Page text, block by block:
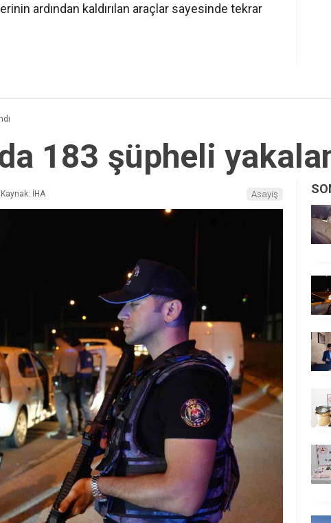
ardından kaldırılan araçlar sayesinde tekrar
183 şüpheli
Kaynak: İHA Asayiş